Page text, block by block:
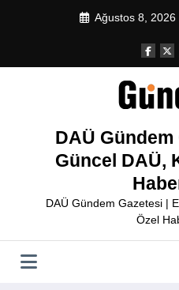
Ağustos 8, 2026
DAÜ
Güncel DAÜ,
DAÜ Gündem Gazetesi |
Özel